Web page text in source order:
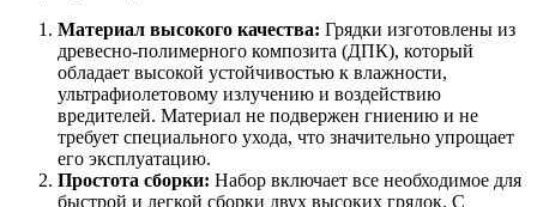
Материал высокого качества: Грядки изготовлены из
древесно-полимерного композита (ДПК), который
обладает высокой устойчивостью к влажности,
ультрафиолетовому излучению и воздействию
вредителей. Материал не подвержен гниению и не
требует специального ухода, что значительно упрощает
его эксплуатацию.
Простота сборки: Набор включает все необходимое для
быстрой и легкой сборки двух высоких грядок. С